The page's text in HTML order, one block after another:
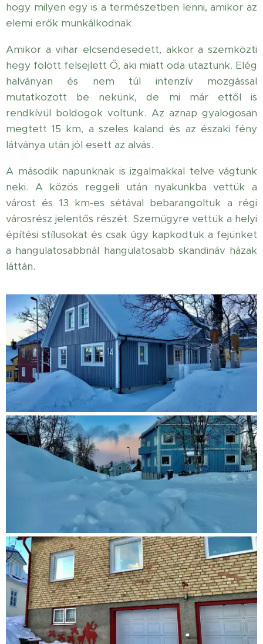
hogy milyen egy is a természetben lenni, amikor az
elemi erők munkálkodnak.
Amikor a vihar elcsendesedett, akkor a szemközti
hegy fölött felsejlett Ő, aki miatt oda utaztunk. Elég
halványan és nem túl intenzív mozgással
mutatkozott be nekünk, de mi már ettől is
rendkívül boldogok voltunk. Az aznap gyalogosan
megtett 15 km, a szeles kaland és az északi fény
látványa után jól esett az alvás.
A második napunknak is izgalmakkal telve vágtunk
neki. A közös reggeli után nyakunkba vettük a
várost és 13 km-es sétával bebarangoltuk a régi
városrész jelentős részét. Szemügyre vettük a helyi
építési stílusokat és csak úgy kapkodtuk a fejünket
a hangulatosabbnál hangulatosabb skandináv házak
láttán.